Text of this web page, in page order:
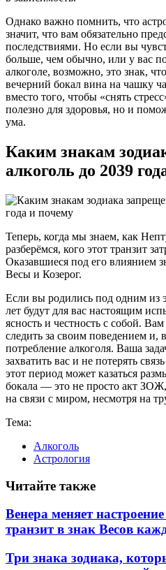
Однако важно помнить, что
значит, что вам обязательно
последствиями. Но если вы
больше, чем обычно, или у вас
алкоголе, возможно, это знак,
вечерний бокал вина на чашку
вместо того, чтобы «снять
полезно для здоровья, но и
ума.
Каким знакам
алкоголь до 2039
Теперь, когда мы знаем, как
разберёмся, кого этот транзит
Оказавшиеся под его влиянием
Весы и Козерог.
Если вы родились под одним из
лет будут для вас настоящим
ясность и честность с собой.
следить за своим поведением и,
потребление алкоголя. Ваша
захватить вас и не потерять
этот период может казаться
бокала — это не просто акт ЗОЖ,
на связи с миром, несмотря на
Тема:
Алкоголь
Астрология
Читайте также
Венера меняет
транзит в знак Весов
Три знака зодиака,